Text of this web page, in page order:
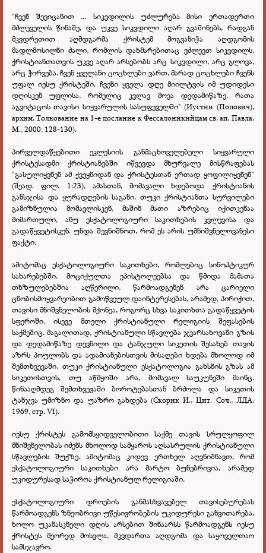
"ჩვენ შევიცანით ... სიკვდილის უძლურება მისი ერთადერთი
მძლეველის წინაშე, და უკვე სიკვდილი აღარ გვაშინებს, რადგან
მკვდრეთით აღმდგარმა ქრისტემ მოგვანიჭა აღდგომის
მადლმოსილნი ძალი, რომლის დახმარებითაც ვძლევთ სიკვდილს.
ქრისტიანთათვის უკვე აღარ არსებობს არც სიკვდილი, არც გლოვა,
არც ჭირვება. ჩვენ ყველანი ცოცხლები ვართ, მარად ცოცხლები ჩვენს
უფალ იესუ ქრისტეში. ჩვენი ყველა დღე მიილტვის იმ უდიდესი
დღისკენ უფლისა, რომელიც კვლავ მოვა დედამიწაზე, რათა
აგვიტაცოს თავისი სიყვარულის სასუფეველში" (Иустин (Попович),
архим, Толкование на 1-е послание к Фессалоникийцам св. ап. Павла,
М., 2000, 128-130).
პირველდაწყებითი ეკლესიის განმაცხოველებელი სიყვარული
ქრისტესადმი ქრისტიანებში იწვევდა მხურვალე მისწრაფებას
"გასულიყვნენ ამ ქვეყნიდან და ქრისტესთან ერთად ყოფილიყვნენ"
(შეად. ფილ. 1:23), ამასთან, მომავალი ხდებოდა ქრისტიანის
განსჯისა და ყურადღების საგანი. თუკი ქრისტიანთა სურვილები
გამიზნულია მომავლისკენ, მაშინ მათი აზრებიც იქითკენაა
მიმართული, ანუ ესქატოლოგიური საკითხების კვლევისა და
გადაწყვეტისკენ. უნდა შევნიშნოთ, რომ ეს არის უმნიშვნელოვანესი
ფაქტი.
ამიტომაც ესქატოლოგიური საკითხები, რომლებიც სინოპტიკურ
სახარებებში, მოციქულთა ეპისტოლეებსა და წმიდა მამათა
თხზულებებშია აღწერილი, წარმოადგენენ არა ცარიელი
ცნობისმოყვარეობით გამოწვეულ დაინტერესებას, არამედ, პირიქით,
თავისი მნიშვნელობის მქონეა, როგორც სხვა საკითხთა გადაწყვეტის
სფეროში, ისევე მთელი ქრისტიანული რელიგიის შეფასების
საქმეშიც. მაგალითად, ქრისტიანული სწავლება ჯვარსახოვანი გზის
და დედამიწაზე დევნილი და ტანჯული სიკეთის შესახებ თავის
აზრს პოულობს და ადამიანებისთვის მისაღები ხდება მხოლოდ იმ
შემთხვევაში, თუკი ქრისტიანული ესქატოლოგია გახსნის გზას ამ
სიკეთისთვის, თუ აწმყოში არა, მომავალ საუკუნეში მაინც.
წინააღმდეგ შემთხვევაში ბოროტებასთან ბრძოლა და სიკეთის
ტანჯვა უმიზნო და უაზრო გახდება (Скорик И., Цит. Соч., ЛДА,
1969, стр. VI).
იესუ ქრისტეს გამომსყიდველობითი საქმე თავის სრულყოფილ
მნიშვნელობას იძენს მხოლოდ სამყაროს აღსასრულის ქრისტიანული
სწავლების შუქზე. ამიტომაც კიდევ ერთხელ აღვნიშნავთ, რომ
ესქატოლოგიური საკითხები არა მარტო ბუნებრივია, არამედ
უკიდურესად საჭიროა ქრისტიანულ რელიგიაში.
ესქატოლოგიური დროების განმასხვავებელ თავისებურებას
წარმოადგენს ზნეობრივი უწესივრობების უკიდურესი განვითარება,
ხოლო უკანასკნელი დღის არსებით შინაარსს წარმოადგენს იესუ
ქრისტეს მეორედ მოსვლა, მკვდართა აღდგომა და საყოველთაო
სამსჯავრო.